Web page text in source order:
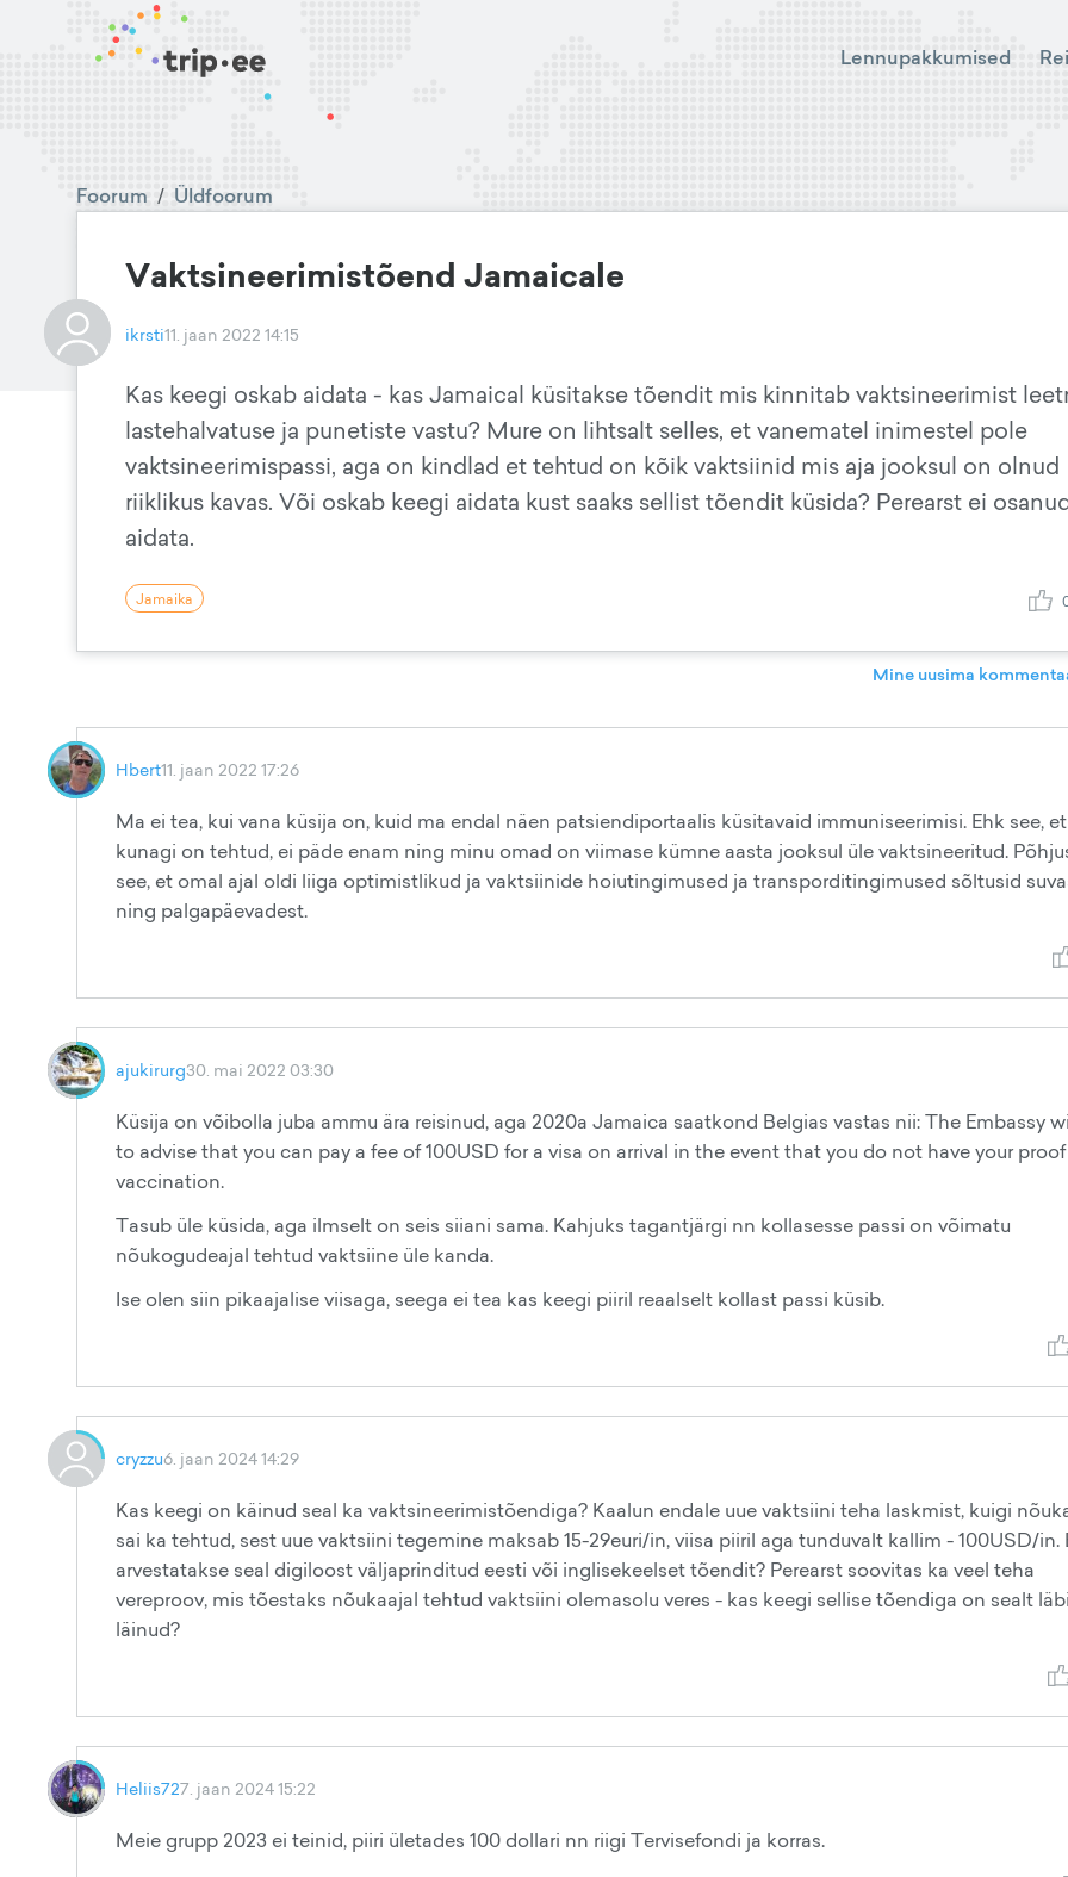
Lennupakkumised
Foorum / Üldfoorum
Vaktsineerimistõend Jamaicale
ikrsti11. jaan 2022 14:15
Kas keegi oskab aidata - kas Jamaical küsitakse tõendit mis kinnitab vaktsineerimist
lastehalvatuse ja punetiste vastu? Mure on lihtsalt selles, et vanematel inimestel pole
vaktsineerimispassi, aga on kindlad et tehtud on kõik vaktsiinid mis aja jooksul on olnud
riiklikus kavas. Või oskab keegi aidata kust saaks sellist tõendit küsida? Perearst ei
aidata.
Jamaika
Mine uusima
Hbert11. jaan 2022 17:26
Ma ei tea, kui vana küsija on, kuid ma endal näen patsiendiportaalis küsitavaid immuniseerimisi. Ehk see, et
kunagi on tehtud, ei päde enam ning minu omad on viimase kümne aasta jooksul üle vaktsineeritud.
see, et omal ajal oldi liiga optimistlikud ja vaktsiinide hoiutingimused ja transporditingimused sõltusid
ning palgapäevadest.
ajukirurg30. mai 2022 03:30
Küsija on võibolla juba ammu ära reisinud, aga 2020a Jamaica saatkond Belgias vastas nii: The Embassy
to advise that you can pay a fee of 100USD for a visa on arrival in the event that you do not have your
vaccination.
Tasub üle küsida, aga ilmselt on seis siiani sama. Kahjuks tagantjärgi nn kollasesse passi on võimatu
nõukogudeajal tehtud vaktsiine üle kanda.
Ise olen siin pikaajalise viisaga, seega ei tea kas keegi piiril reaalselt kollast passi küsib.
cryzzu6. jaan 2024 14:29
Kas keegi on käinud seal ka vaktsineerimistõendiga? Kaalun endale uue vaktsiini teha laskmist, kuigi
sai ka tehtud, sest uue vaktsiini tegemine maksab 15-29euri/in, viisa piiril aga tunduvalt kallim - 100USD/in.
arvestatakse seal digiloost väljaprinditud eesti või inglisekeelset tõendit? Perearst soovitas ka veel teha
vereproov, mis tõestaks nõukaajal tehtud vaktsiini olemasolu veres - kas keegi sellise tõendiga on sealt läbi
läinud?
Heliis727. jaan 2024 15:22
Meie grupp 2023 ei teinid, piiri ületades 100 dollari nn riigi Tervisefondi ja korras.